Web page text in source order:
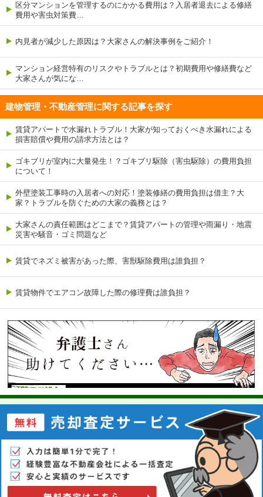
区分マンションを管理するのにかかる費用は？入居者退去による修繕
費用や害虫対策費…
内見者が減少した原因は？大家さんの解決事例をご紹介！
マンション経営特有のリスクやトラブルとは？初期費用や修繕費など
大家さんが気にな…
建物管理・不動産管理に関する記事を探す
賃貸アパートで水漏れトラブル！大家が知っておくべき水漏れによる
損害賠償や費用の請求方法とは？
ゴキブリが室内に大量発生！？ゴキブリ駆除（害虫駆除）の費用負担
について！
外壁塗装工事時の入居者への対応！塗装修繕の費用負担は借主？大
家？トラブルを防ぐための大家の義務とは？
大家さんの責任範囲はどこまで？賃貸アパートの管理や雨漏り・地震
災害や騒音・ゴミ問題など
賃貸でネズミ被害があった際、害獣駆除費用は誰負担？
賃貸物件でエアコン故障した際の修理費は誰負担？